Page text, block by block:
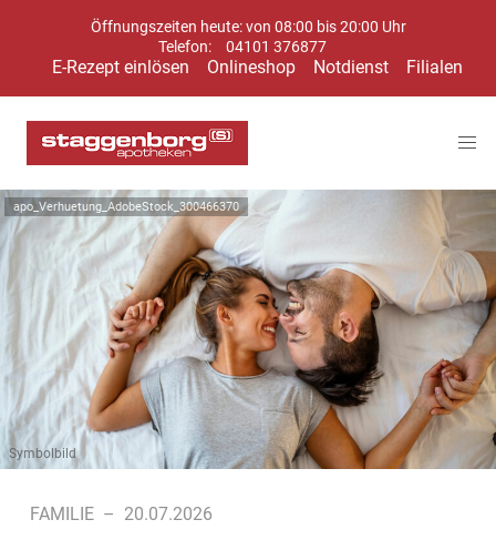
Öffnungszeiten heute: von 08:00 bis 20:00 Uhr
Telefon:
04101 376877
E-Rezept einlösen Onlineshop Notdienst Filialen
apo_Verhuetung_AdobeStock_300466370
Symbolbild
FAMILIE – 20.07.2026